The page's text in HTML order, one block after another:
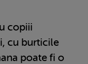
copiii
cu burticile
poate fi o